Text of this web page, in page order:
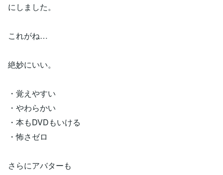
にしました。
これがね…
絶妙にいい。
・覚えやすい
・やわらかい
・本もDVDもいける
・怖さゼロ
さらにアバターも